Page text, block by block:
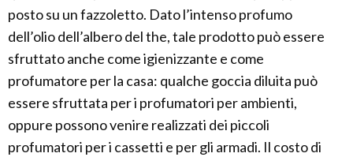
posto su un fazzoletto. Dato l’intenso profumo
dell’olio dell’albero del the, tale prodotto può essere
sfruttato anche come igienizzante e come
profumatore per la casa: qualche goccia diluita può
essere sfruttata per i profumatori per ambienti,
oppure possono venire realizzati dei piccoli
profumatori per i cassetti e per gli armadi. Il costo di